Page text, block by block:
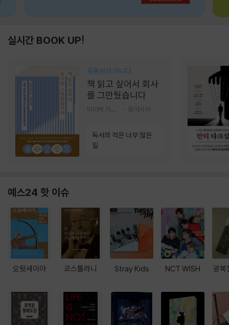
실시간 BOOK UP!
유튜브가 아니다
책 읽고 싶어서 회사
를 그만뒀습니다
동아시아
독서의 적은 너무 많은
일
예스24 핫 이슈
오뒷세이아 코스톨라니 Stray Kids NCT WISH 광복